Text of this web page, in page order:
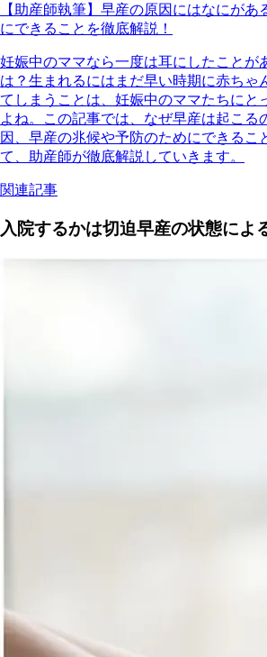
【助産師執筆】早産の原因にはなにがあ
にできることを徹底解説！
妊娠中のママなら一度は耳にしたことが
は？生まれるにはまだ早い時期に赤ちゃ
てしまうことは、妊娠中のママたちにと
よね。この記事では、なぜ早産は起こる
因、早産の兆候や予防のためにできるこ
て、助産師が徹底解説していきます。
関連記事
入院するかは切迫早産の状態によ